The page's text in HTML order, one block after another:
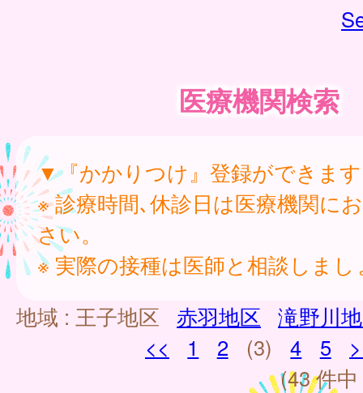
医療機関検索
▼『かかりつけ』登録ができま
※ 診療時間､休診日は医療機関に
さい。
※ 実際の接種は医師と相談しまし
地域 : 王子地区 赤羽地区
滝野川
<<
1 2 (3) 4 5
(43 件